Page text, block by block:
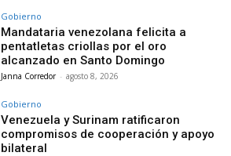
Gobierno
Mandataria venezolana felicita a
pentatletas criollas por el oro
alcanzado en Santo Domingo
Janna Corredor - agosto 8, 2026
Gobierno
Venezuela y Surinam ratificaron
compromisos de cooperación y apoyo
bilateral